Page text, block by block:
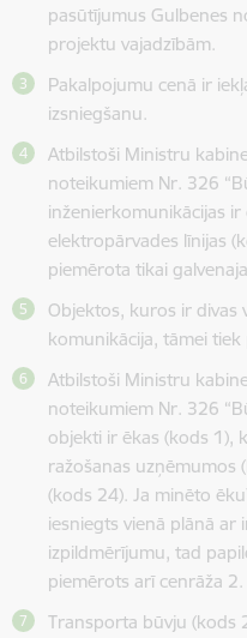
pasūtījumus Gulbenes
projektu vajadzībām.
Pakalpojumu cenā ir
izsniegšanu.
Atbilstoši Ministru
noteikumiem Nr. 326
inženierkomunikācijas
elektropārvades līnijas
piemērota tikai
Objektos, kuros ir divas
komunikācija, tāmei
Atbilstoši Ministru
noteikumiem Nr. 326
objekti ir ēkas (kods 1),
ražošanas uzņēmumos
(kods 24). Ja minēto
iesniegts vienā plānā ar
izpildmērījumu, tad
piemērots arī cenrāža
Transporta būvju (kods